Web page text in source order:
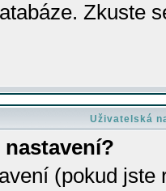
Zkuste
Uživatelská
(pokud